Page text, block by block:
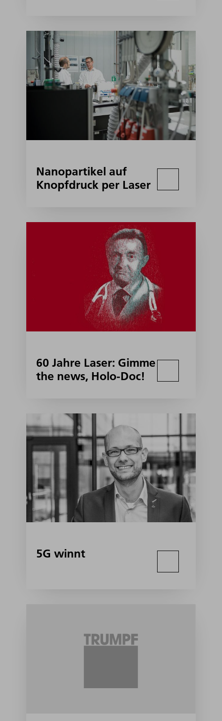
Nanopartikel auf
Knopfdruck per Laser
60 Jahre Laser: Gimme
the news, Holo-Doc!
5G winnt